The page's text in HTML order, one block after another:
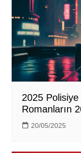
2025
Romanların
20/05/2025